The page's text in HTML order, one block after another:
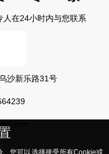
您可以选择接受所有Cookie或
在24小时内与您联系
沙新乐路31号